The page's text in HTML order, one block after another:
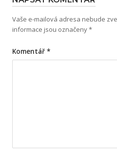
Vaše e-mailová adresa nebude
informace jsou označeny*
Komentář *